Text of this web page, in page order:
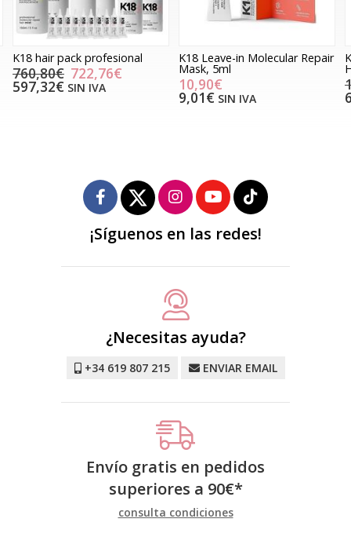
K18 hair pack profesional
760,80€ 722,76€
597,32€ SIN IVA
K18 Leave-in Molecular Repair
Mask, 5ml
10,90€
9,01€ SIN IVA
¡Síguenos en las redes!
¿Necesitas ayuda?
+34 619 807 215 ENVIAR EMAIL
Envío gratis en pedidos
superiores a 90€*
consulta condiciones